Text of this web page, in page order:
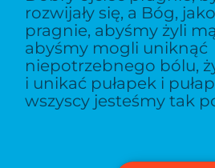
rozwijały się, a Bóg,
pragnie, abyśmy żyli
abyśmy mogli uniknąć
niepotrzebnego bólu,
i unikać pułapek i
wszyscy jesteśmy tak